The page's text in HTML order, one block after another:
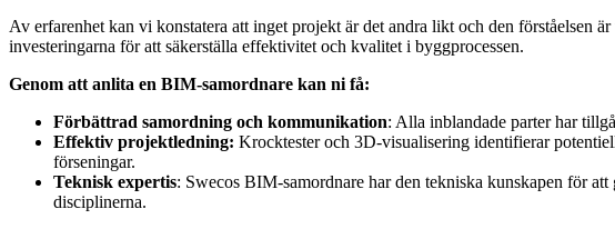
Av erfarenhet kan vi konstatera att inget projekt är det andra likt och den förståelsen
investeringarna för att säkerställa effektivitet och kvalitet i byggprocessen.
Genom att anlita en BIM-samordnare kan ni få:
Förbättrad samordning och kommunikation: Alla inblandade parter har
Effektiv projektledning: Krocktester och 3D-visualisering identifierar
förseningar.
Teknisk expertis: Swecos BIM-samordnare har den tekniska kunskapen för
disciplinerna.